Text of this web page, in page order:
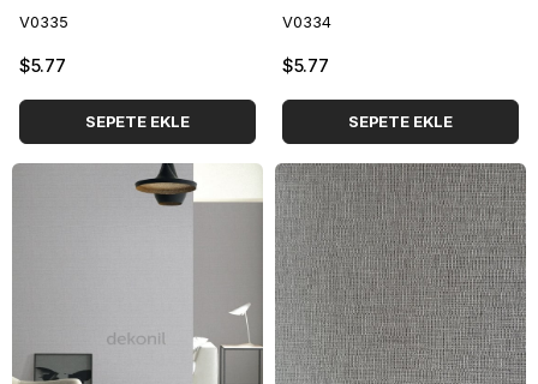
V0335
$5.77
SEPETE EKLE
V0334
$5.77
SEPETE EKLE